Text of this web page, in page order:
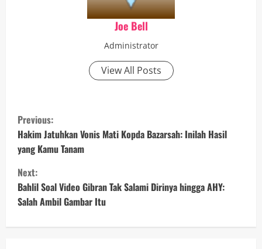
Joe Bell
Administrator
View All Posts
C
o
n
t
i
Previous:
Hakim Jatuhkan Vonis Mati Kopda Bazarsah: Inilah Hasil
yang Kamu Tanam
Next:
Bahlil Soal Video Gibran Tak Salami Dirinya hingga AHY:
Salah Ambil Gambar Itu